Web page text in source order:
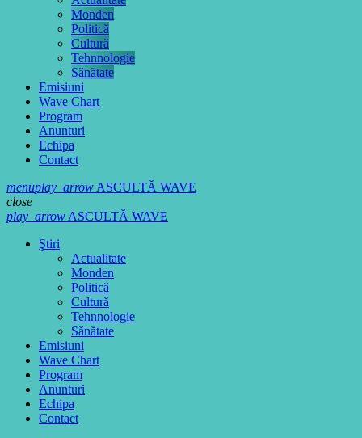
Monden
Politică
Cultură
Tehnnologie
Sănătate
Emisiuni
Wave Chart
Program
Anunturi
Echipa
Contact
menuplay_arrowASCULTĂ WAVE
close
play_arrowASCULTĂ WAVE
Ştiri
Actualitate
Monden
Politică
Cultură
Tehnnologie
Sănătate
Emisiuni
Wave Chart
Program
Anunturi
Echipa
Contact